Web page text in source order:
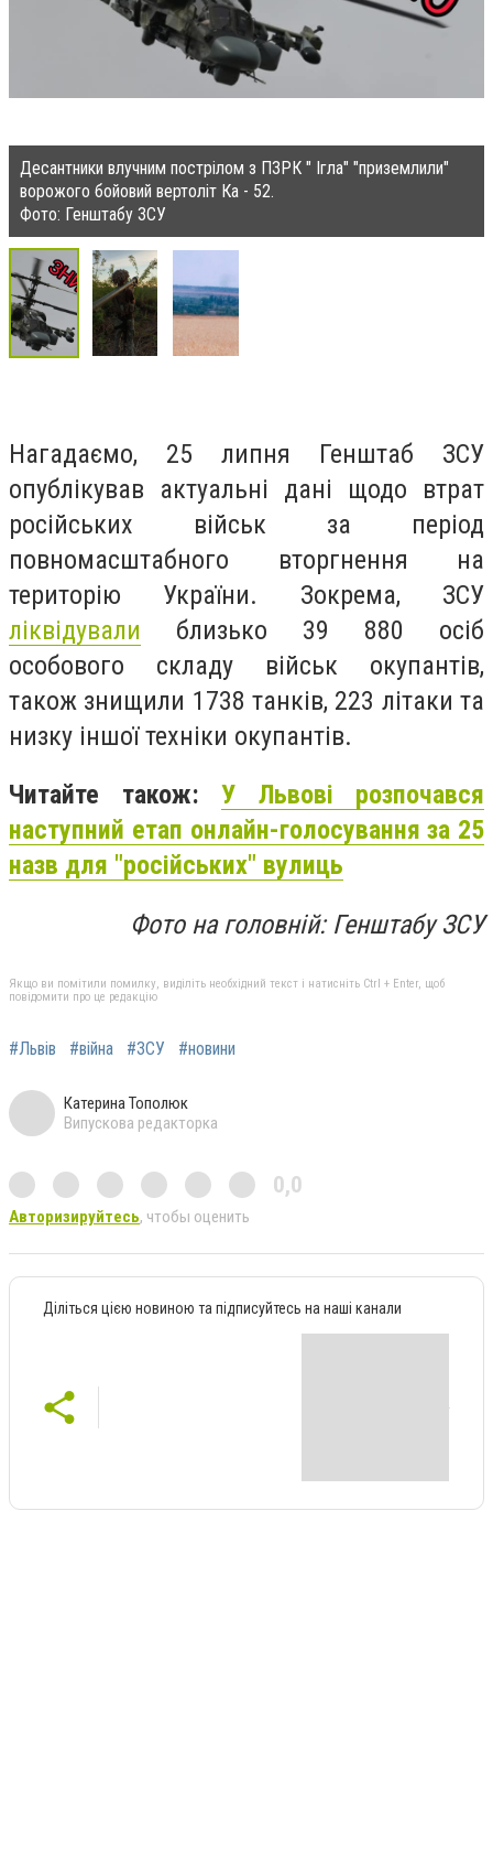
Десантники влучним пострілом з ПЗРК " Ігла" "приземлили"
ворожого бойовий вертоліт Ка - 52.
Фото: Генштабу ЗСУ
Нагадаємо, 25 липня Генштаб ЗСУ
опублікував актуальні дані щодо втрат
російських військ за період
повномасштабного вторгнення на
територію України. Зокрема, ЗСУ
ліквідували близько 39 880 осіб
особового складу військ окупантів,
також знищили 1738 танків, 223 літаки та
низку іншої техніки окупантів.
Читайте також: У Львові розпочався
наступний етап онлайн-голосування за 25
назв для "російських" вулиць
Фото на головній: Генштабу ЗСУ
Якщо ви помітили помилку, виділіть необхідний текст і натисніть Ctrl + Enter, щоб
повідомити про це редакцію
#Львів #війна #ЗСУ #новини
Катерина Тополюк
Випускова редакторка
0,0
Авторизируйтесь, чтобы оценить
Діліться цією новиною та підписуйтесь на наші канали